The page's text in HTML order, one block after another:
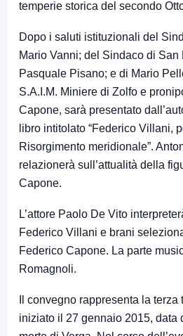
temperie storica del secondo
Dopo i saluti istituzionali del
Mario Vanni; del Sindaco di San
Pasquale Pisano; e di Mario
S.A.I.M. Miniere di Zolfo e
Capone, sarà presentato
libro intitolato “Federico Villani,
Risorgimento meridionale”.
relazionerà sull’attualità della
Capone.
L’attore Paolo De Vito
Federico Villani e brani
Federico Capone. La parte
Romagnoli.
Il convegno rappresenta la
iniziato il 27 gennaio 2015, data